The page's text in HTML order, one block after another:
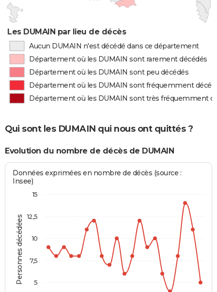
Les DUMAIN par lieu de décès
Aucun DUMAIN n'est décédé dans ce département
Département où les DUMAIN sont rarement décédés
Département où les DUMAIN sont peu décédés
Département où les DUMAIN sont fréquemment
Département où les DUMAIN sont très fréquemment
Qui sont les DUMAIN qui nous ont quittés ?
Evolution du nombre de décès de DUMAIN
Personnes décédées
Données exprimées en nombre de décès (source :
Insee)
5
7,5
10
12,5
15